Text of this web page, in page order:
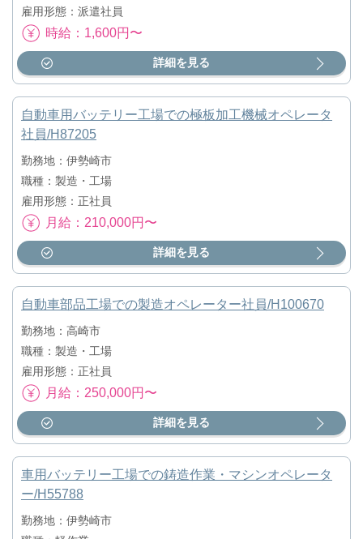
雇用形態：派遣社員
時給：1,600円〜
詳細を見る
自動車用バッテリー工場での極板加工機械オペレータ
社員/H87205
勤務地：伊勢崎市
職種：製造・工場
雇用形態：正社員
月給：210,000円〜
詳細を見る
自動車部品工場での製造オペレーター社員/H100670
勤務地：高崎市
職種：製造・工場
雇用形態：正社員
月給：250,000円〜
詳細を見る
車用バッテリー工場での鋳造作業・マシンオペレータ
ー/H55788
勤務地：伊勢崎市